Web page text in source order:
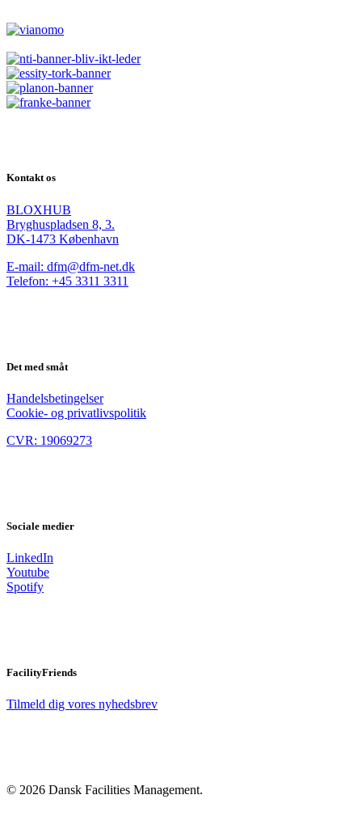
Kontakt os
BLOXHUB
Bryghuspladsen 8, 3.
DK-1473 København
E-mail: dfm@dfm-net.dk
Telefon: +45 3311 3311
Det med småt
Handelsbetingelser
Cookie- og privatlivspolitik
CVR: 19069273
Sociale medier
LinkedIn
Youtube
Spotify
FacilityFriends
Tilmeld dig vores nyhedsbrev
© 2026 Dansk Facilities Management.